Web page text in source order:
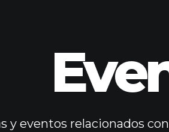
y eventos relacionados